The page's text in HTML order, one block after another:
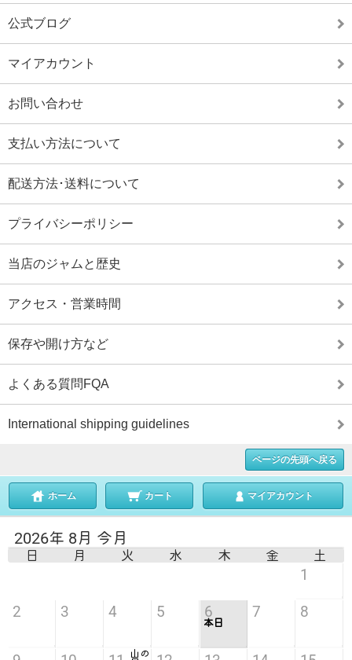
公式ブログ
マイアカウント
お問い合わせ
支払い方法について
配送方法･送料について
プライバシーポリシー
当店のジャムと歴史
アクセス・営業時間
保存や開け方など
よくある質問FQA
International shipping guidelines
ページの先頭へ戻る
ホーム カート マイアカウント